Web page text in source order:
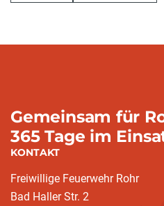
Gemeinsam für
365 Tage im
KONTAKT
Freiwillige Feuerwehr Rohr
Bad Haller Str. 2